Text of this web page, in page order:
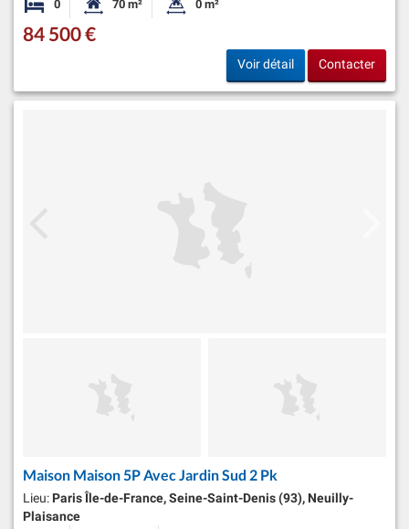
0 ChambresSurface habitable:
70 m² Superficie du terrain:
0 m²
84 500 €
Voir détail Contacter
Maison Maison 5P Avec Jardin Sud 2 Pk
Lieu: Paris Île-de-France, Seine-Saint-Denis (93), Neuilly-
Plaisance